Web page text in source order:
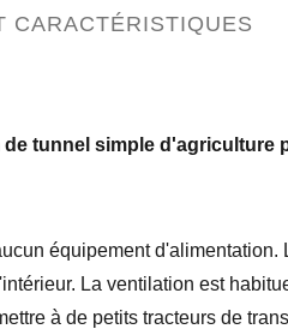
CARACTÉRISTIQUES
tunnel simple d'agriculture
équipement
La ventilation est
à de petits tracteurs de